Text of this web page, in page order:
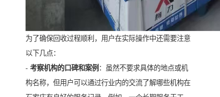
为了确保回收过程顺利，用户在实际操作中还需要注意
以下几点：
- 考察机构的口碑和案例 ：虽然不要求具体的地点或机
构名称，但用户可以通过行业内的交流了解哪些机构在